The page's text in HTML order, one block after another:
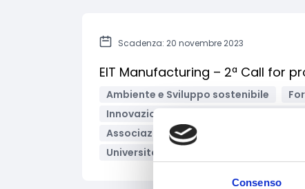
Consenso
Scadenza: 20 novembre 2023
EIT Manufacturing – 2ª Call for
Ambiente e Sviluppo sostenibile
Innovazione tecnologica,
Associazioni di categoria
Università/Centri di ricerca